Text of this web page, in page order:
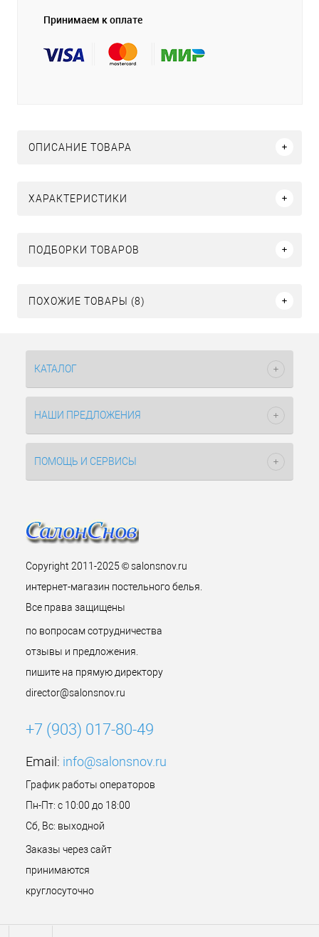
Принимаем к оплате
ОПИСАНИЕ ТОВАРА
ХАРАКТЕРИСТИКИ
ПОДБОРКИ ТОВАРОВ
ПОХОЖИЕ ТОВАРЫ (8)
КАТАЛОГ
НАШИ ПРЕДЛОЖЕНИЯ
ПОМОЩЬ И СЕРВИСЫ
Copyright 2011-2025 © salonsnov.ru
интернет-магазин постельного белья.
Все права защищены
по вопросам сотрудничества
отзывы и предложения.
пишите на прямую директору
director@salonsnov.ru
+7 (903) 017-80-49
Email: info@salonsnov.ru
График работы операторов
Пн-Пт: с 10:00 до 18:00
Сб, Вс: выходной
Заказы через сайт
принимаются
круглосуточно